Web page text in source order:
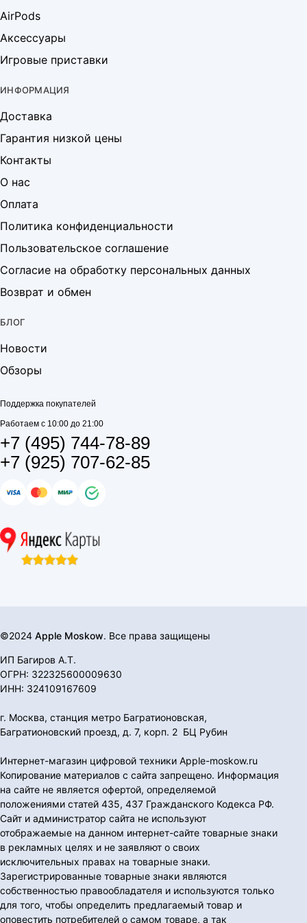
AirPods
Аксессуары
Игровые приставки
ИНФОРМАЦИЯ
Доставка
Гарантия низкой цены
Контакты
О нас
Оплата
Политика конфиденциальности
Пользовательское соглашение
Согласие на обработку персональных данных
Возврат и обмен
БЛОГ
Новости
Обзоры
Поддержка покупателей
Работаем с 10:00 до 21:00
+7 (495) 744-78-89
+7 (925) 707-62-85
©2024 Apple Moskow. Все права защищены
ИП Багиров А.Т.
ОГРН: 322325600009630
ИНН: 324109167609
г. Москва, станция метро Багратионовская,
Багратионовский проезд, д. 7, корп. 2 БЦ Рубин
Интернет-магазин цифровой техники Apple-moskow.ru
Копирование материалов с сайта запрещено. Информация
на сайте не является офертой, определяемой
положениями статей 435, 437 Гражданского Кодекса РФ.
Сайт и администратор сайта не используют
отображаемые на данном интернет-сайте товарные знаки
в рекламных целях и не заявляют о своих
исключительных правах на товарные знаки.
Зарегистрированные товарные знаки являются
собственностью правообладателя и используются только
для того, чтобы определить предлагаемый товар и
оповестить потребителей о самом товаре, а так